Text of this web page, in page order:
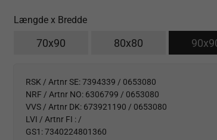
Længde x Bredde
70x90 80x80
RSK / Artnr SE: 7394339 / 0653080
NRF / Artnr NO: 6306799 / 0653080
VVS / Artnr DK: 673921190 / 0653080
LVI / Artnr FI : /
GS1: 7340224801360